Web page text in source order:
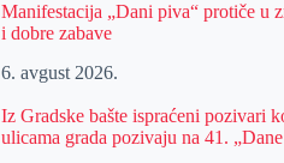
Manifestacija „Dani piva“ protiče u
i dobre zabave
6. avgust 2026.
Iz Gradske bašte ispraćeni pozivari
ulicama grada pozivaju na 41.